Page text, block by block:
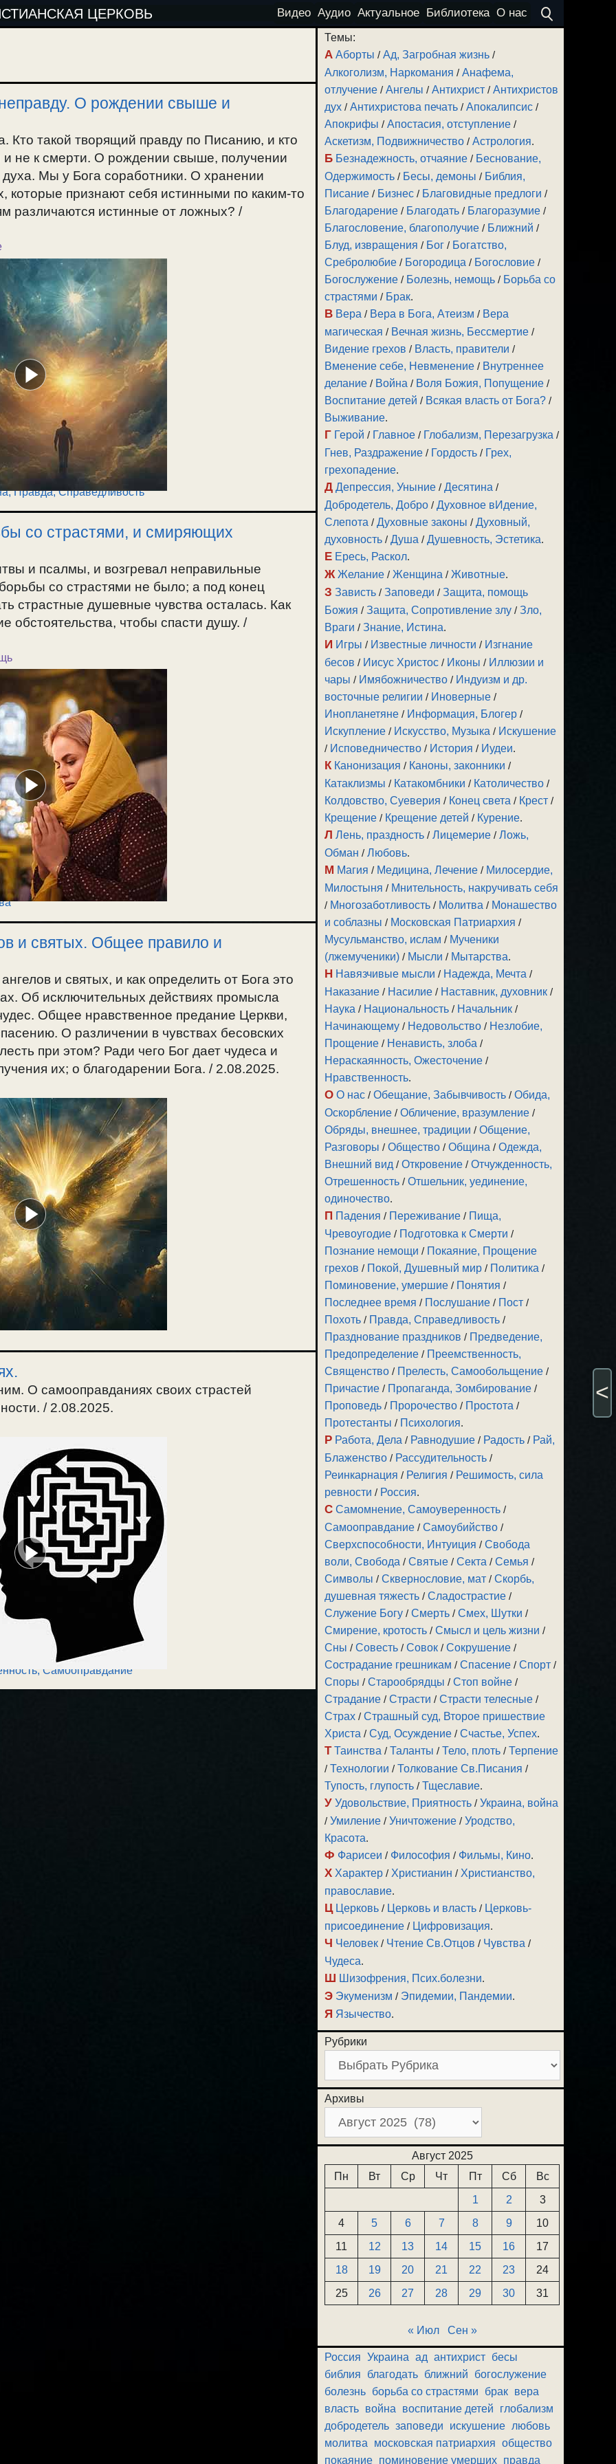
ЦЕРКОВЬ Видео Аудио Актуальное Библиотека О нас
О рождении свыше и
Кто такой творящий правду по Писанию, и кто
не к смерти. О рождении свыше, получении
Мы у Бога соработники. О хранении
которые признают себя истинными по каким-то
различаются истинные от ложных? /
,Правда, Справедливость
со страстями, и смиряющих
и псалмы, и возгревал неправильные
со страстями не было; а под конец
страстные душевные чувства осталась. Как
обстоятельства, чтобы спасти душу. /
и святых. Общее правило и
и святых, и как определить от Бога это
Об исключительных действиях промысла
Общее нравственное предание Церкви,
О различении в чувствах бесовских
при этом? Ради чего Бог дает чудеса и
их; о благодарении Бога. / 2.08.2025.
О самооправданиях своих страстей
/ 2.08.2025.
, Самооправдание
Темы:
А Аборты /Ад, Загробная жизнь /
Алкоголизм, Наркомания /Анафема,
отлучение /Ангелы /Антихрист /Антихристов
дух /Антихристова печать /Апокалипсис /
Апокрифы /Апостасия, отступление /
Аскетизм, Подвижничество /Астрология.
Б Безнадежность, отчаяние / Беснование,
Одержимость / Бесы, демоны / Библия,
Писание / Бизнес / Благовидные предлоги /
Благодарение / Благодать / Благоразумие /
Благословение, благополучие / Ближний /
Блуд, извращения / Бог / Богатство,
Сребролюбие / Богородица / Богословие /
Богослужение / Болезнь, немощь / Борьба со
страстями / Брак.
В Вера / Вера в Бога, Атеизм / Вера
магическая / Вечная жизнь, Бессмертие /
Видение грехов / Власть, правители /
Вменение себе, Невменение / Внутреннее
делание / Война / Воля Божия, Попущение /
Воспитание детей / Всякая власть от Бога? /
Выживание.
Г Герой / Главное / Глобализм, Перезагрузка /
Гнев, Раздражение / Гордость / Грех,
грехопадение.
Д Депрессия, Уныние /Десятина /
Добродетель, Добро /Духовное вИдение,
Слепота /Духовные законы /Духовный,
духовность /Душа /Душевность, Эстетика.
Е Ересь, Раскол.
Ж Желание /Женщина /Животные.
З Зависть /Заповеди /Защита, помощь
Божия /Защита, Сопротивление злу /Зло,
Враги /Знание, Истина.
И Игры / Известные личности / Изгнание
бесов / Иисус Христос / Иконы / Иллюзии и
чары / Имябожничество / Индуизм и др.
восточные религии / Иноверные /
Инопланетяне / Информация, Блогер /
Искупление / Искусство, Музыка / Искушение
/ Исповедничество / История / Иудеи.
К Канонизация / Каноны, законники /
Катаклизмы / Катакомбники / Католичество /
Колдовство, Суеверия / Конец света / Крест /
Крещение / Крещение детей / Курение.
Л Лень, праздность /Лицемерие /Ложь,
Обман /Любовь.
М Магия / Медицина, Лечение / Милосердие,
Милостыня / Мнительность, накручивать себя
/ Многозаботливость / Молитва / Монашество
и соблазны / Московская Патриархия /
Мусульманство, ислам / Мученики
(лжемученики) / Мысли / Мытарства.
Н Навязчивые мысли / Надежда, Мечта /
Наказание / Насилие / Наставник, духовник /
Наука / Национальность / Начальник /
Начинающему / Недовольство / Незлобие,
Прощение / Ненависть, злоба /
Нераскаянность, Ожесточение /
Нравственность.
О О нас /Обещание, Забывчивость /Обида,
Оскорбление /Обличение, вразумление /
Обряды, внешнее, традиции /Общение,
Разговоры /Общество /Община /Одежда,
Внешний вид /Откровение /Отчужденность,
Отрешенность /Отшельник, уединение,
одиночество.
П Падения / Переживание / Пища,
Чревоугодие / Подготовка к Смерти /
Познание немощи / Покаяние, Прощение
грехов / Покой, Душевный мир / Политика /
Поминовение, умершие / Понятия /
Последнее время / Послушание / Пост /
Похоть / Правда, Справедливость /
Празднование праздников / Предведение,
Предопределение / Преемственность,
Священство / Прелесть, Самообольщение /
Причастие / Пропаганда, Зомбирование /
Проповедь / Пророчество / Простота /
Протестанты / Психология.
Р Работа, Дела / Равнодушие / Радость / Рай,
Блаженство / Рассудительность /
Реинкарнация / Религия / Решимость, сила
ревности / Россия.
С Самомнение, Самоуверенность /
Самооправдание /Самоубийство /
Сверхспособности, Интуиция /Свобода
воли, Свобода /Святые /Секта /Семья /
Символы /Сквернословие, мат /Скорбь,
душевная тяжесть /Сладострастие /
Служение Богу /Смерть /Смех, Шутки /
Смирение, кротость /Смысл и цель жизни /
Сны /Совесть /Совок /Сокрушение /
Сострадание грешникам /Спасение /Спорт /
Споры /Старообрядцы /Стоп войне /
Страдание /Страсти /Страсти телесные /
Страх /Страшный суд, Второе пришествие
Христа /Суд, Осуждение /Счастье, Успех.
Т Таинства /Таланты /Тело, плоть /Терпение
/Технологии /Толкование Св.Писания /
Тупость, глупость /Тщеславие.
У Удовольствие, Приятность /Украина, война
/Умиление /Уничтожение /Уродство,
Красота.
Ф Фарисеи / Философия / Фильмы, Кино.
Х Характер / Христианин / Христианство,
православие.
Ц Церковь / Церковь и власть / Церковь-
присоединение / Цифровизация.
Ч Человек / Чтение Св.Отцов / Чувства /
Чудеса.
Ш Шизофрения, Псих.болезни.
Э Экуменизм / Эпидемии, Пандемии.
Я Язычество.
Рубрики
Архивы
Август 2025
Пн
Вт Ср Чт Пт Сб
Вс
1
2
3
4
5 6 7 8 9
10
11
12 13 14 15 16
17
18
19 20 21 22 23
24
25
26 27 28 29 30 31
« Июл Сен »
Россия Украина ад антихрист бесы
библия
благодать ближний
богослужение
болезнь борьба со страстями брак вера
власть война воспитание детей
глобализм
добродетель заповеди искушение любовь
молитва
московская патриархия
общество
покаяние поминовение умерших правда
<